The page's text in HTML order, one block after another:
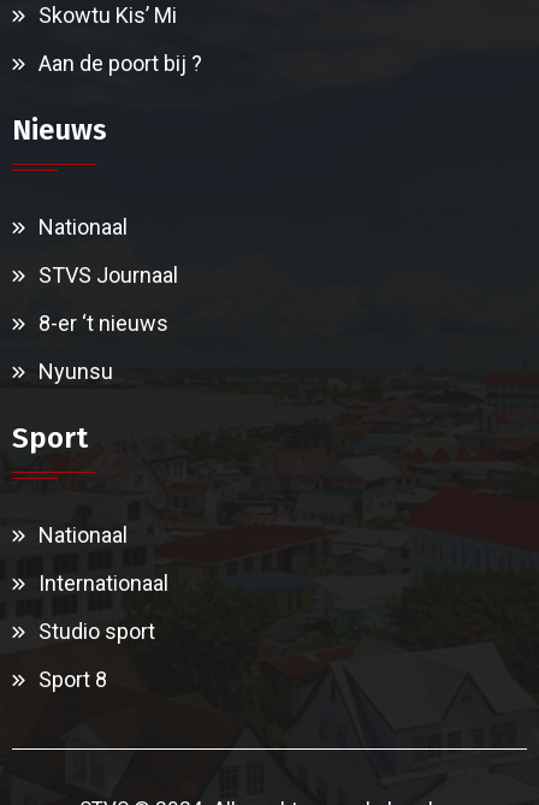
Skowtu Kis’ Mi
Aan de poort bij ?
Nieuws
Nationaal
STVS Journaal
8-er ‘t nieuws
Nyunsu
Sport
Nationaal
Internationaal
Studio sport
Sport 8